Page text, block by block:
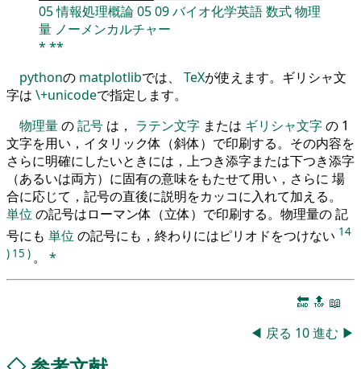
05情報処理概論0509バイオ化学英語数式物理
量 ノーメンカルチャー
* **
pythonの matplotlibでは、 TeXが使えます。ギリシャ文
字は \+unicodeで指定します。
物理量の記号 は， ラテン文字 または ギリシャ文字の 1
文字を用い，イタリック体（斜体）で印刷する。その内容を
さらに明確にしたいときには，上つき添字または下つき添字
（あるいは両方）に固有の意味をもたせて用い，さらに 場
合に応じて，記号の直後に説明をカッコに入れて加える。
単位 の記号はローマン体（立体）で印刷する。物理量の 記
号にも 単位 の記号にも，終わりにはピリオドをつけない 14
) 15 ) 。 *
🔚 🔝 📖
◀ 戻る 10進む ▶